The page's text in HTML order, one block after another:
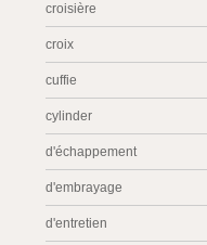
croisière
croix
cuffie
cylinder
d'échappement
d'embrayage
d'entretien